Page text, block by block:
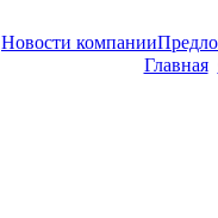
Новости компании
Главная